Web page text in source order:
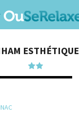
ESTHÉTIQUE